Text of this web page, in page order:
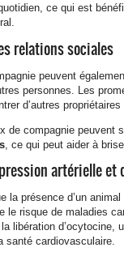
ce qui est
relations sociales
peuvent
personnes. Les
d’autres
de compagnie peuvent
, ce qui peut aider à
artérielle
la présence d’un
le risque de maladies
libération
santé cardiovasculaire.